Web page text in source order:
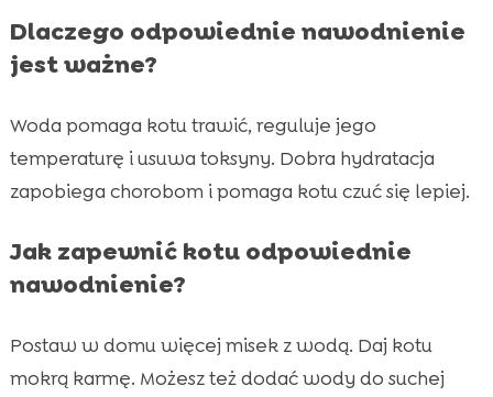
Dlaczego odpowiednie nawodnienie
jest ważne?
Woda pomaga kotu trawić, reguluje jego
temperaturę i usuwa toksyny. Dobra hydratacja
zapobiega chorobom i pomaga kotu czuć się lepiej.
Jak zapewnić kotu odpowiednie
nawodnienie?
Postaw w domu więcej misek z wodą. Daj kotu
mokrą karmę. Możesz też dodać wody do suchej